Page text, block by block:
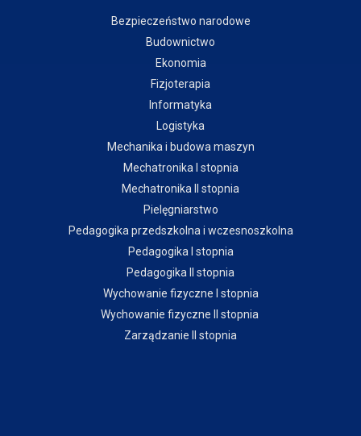
Bezpieczeństwo narodowe
Budownictwo
Ekonomia
Fizjoterapia
Informatyka
Logistyka
Mechanika i budowa maszyn
Mechatronika I stopnia
Mechatronika II stopnia
Pielęgniarstwo
Pedagogika przedszkolna i wczesnoszkolna
Pedagogika I stopnia
Pedagogika II stopnia
Wychowanie fizyczne I stopnia
Wychowanie fizyczne II stopnia
Zarządzanie II stopnia